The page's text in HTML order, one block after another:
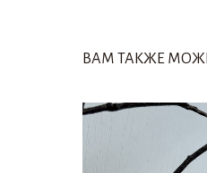
ВАМ ТАКЖЕ